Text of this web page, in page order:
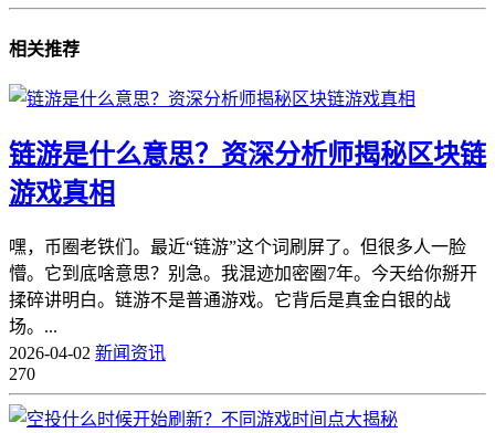
相关推荐
链游是什么意思？资深分析师揭秘区块链
游戏真相
嘿，币圈老铁们。最近“链游”这个词刷屏了。但很多人一脸
懵。它到底啥意思？别急。我混迹加密圈7年。今天给你掰开
揉碎讲明白。链游不是普通游戏。它背后是真金白银的战
场。...
2026-04-02 新闻资讯
270